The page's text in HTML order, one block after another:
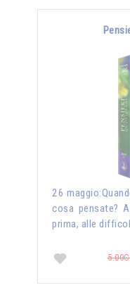
26
cosa pensate?
prima, alle